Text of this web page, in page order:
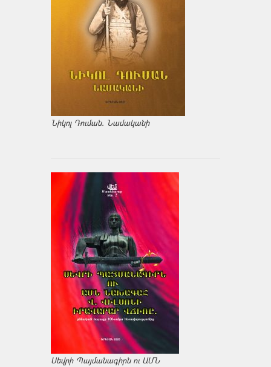
Նիկոլ Դուման. Նամականի
Սեվրի Պայմանագիրն ու ԱՄՆ